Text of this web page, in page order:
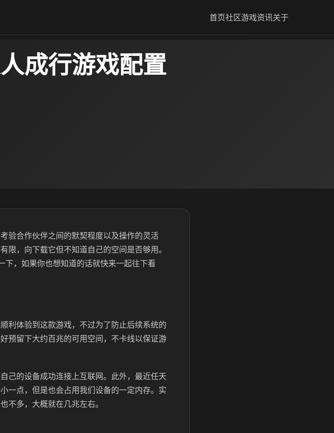
首页社区游戏资讯关于
成行游戏配置
验合作伙伴之间的默契程度以及操作的灵活
限，向下载它但不知道自己的空间是否够用。
，如果你也想知道的话就快来一起往下看
利体验到这款游戏，不过为了防止后续系统的
预留下大约百兆的可用空间，不卡线以保证游
己的设备成功连接上互联网。此外，最近任天
一点，但是也会占用我们设备的一定内存。实
不多，大概就在几兆左右。